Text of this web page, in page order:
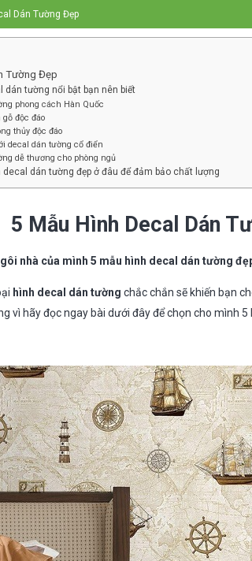
Dán Tường Đẹp
Tường Đẹp
dán tường nổi bật bạn nên biết
phong cách Hàn Quốc
gỗ độc đáo
thủy độc đáo
decal dán tường cổ điển
dễ thương cho phòng ngủ
dán tường đẹp ở đâu để đảm bảo chất lượng
5 Mẫu Hình Decal Dán
nhà của mình 5 mẫu hình decal dán tường
hình decal dán tường chắc chắn sẽ khiến bạn
vì hãy đọc ngay bài dưới đây để chọn cho mình